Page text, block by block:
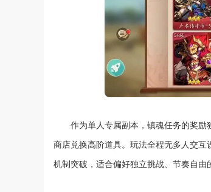
作为单人专属副本，镇魂任务的奖
商店兑换高阶道具。玩法全程无多人交
机制突破，适合偏好独立挑战、节奏自由